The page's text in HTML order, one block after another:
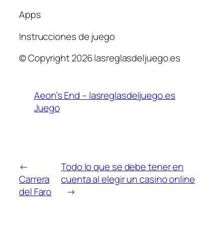
Apps
Instrucciones de juego
© Copyright 2026 lasreglasdeljuego.es
Aeon’s End – lasreglasdeljuego.es
Juego
←
Carrera
del Faro
Todo lo que se debe tener en
cuenta al elegir un casino online
→